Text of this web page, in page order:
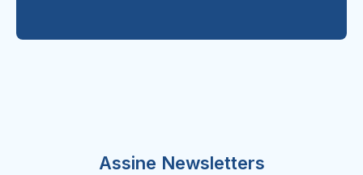
Assine Newsletters